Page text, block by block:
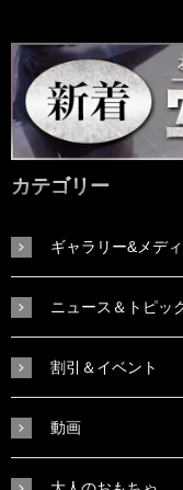
カテゴリー
ギャラリー&メデ
ニュース＆トピッ
割引＆イベント
動画